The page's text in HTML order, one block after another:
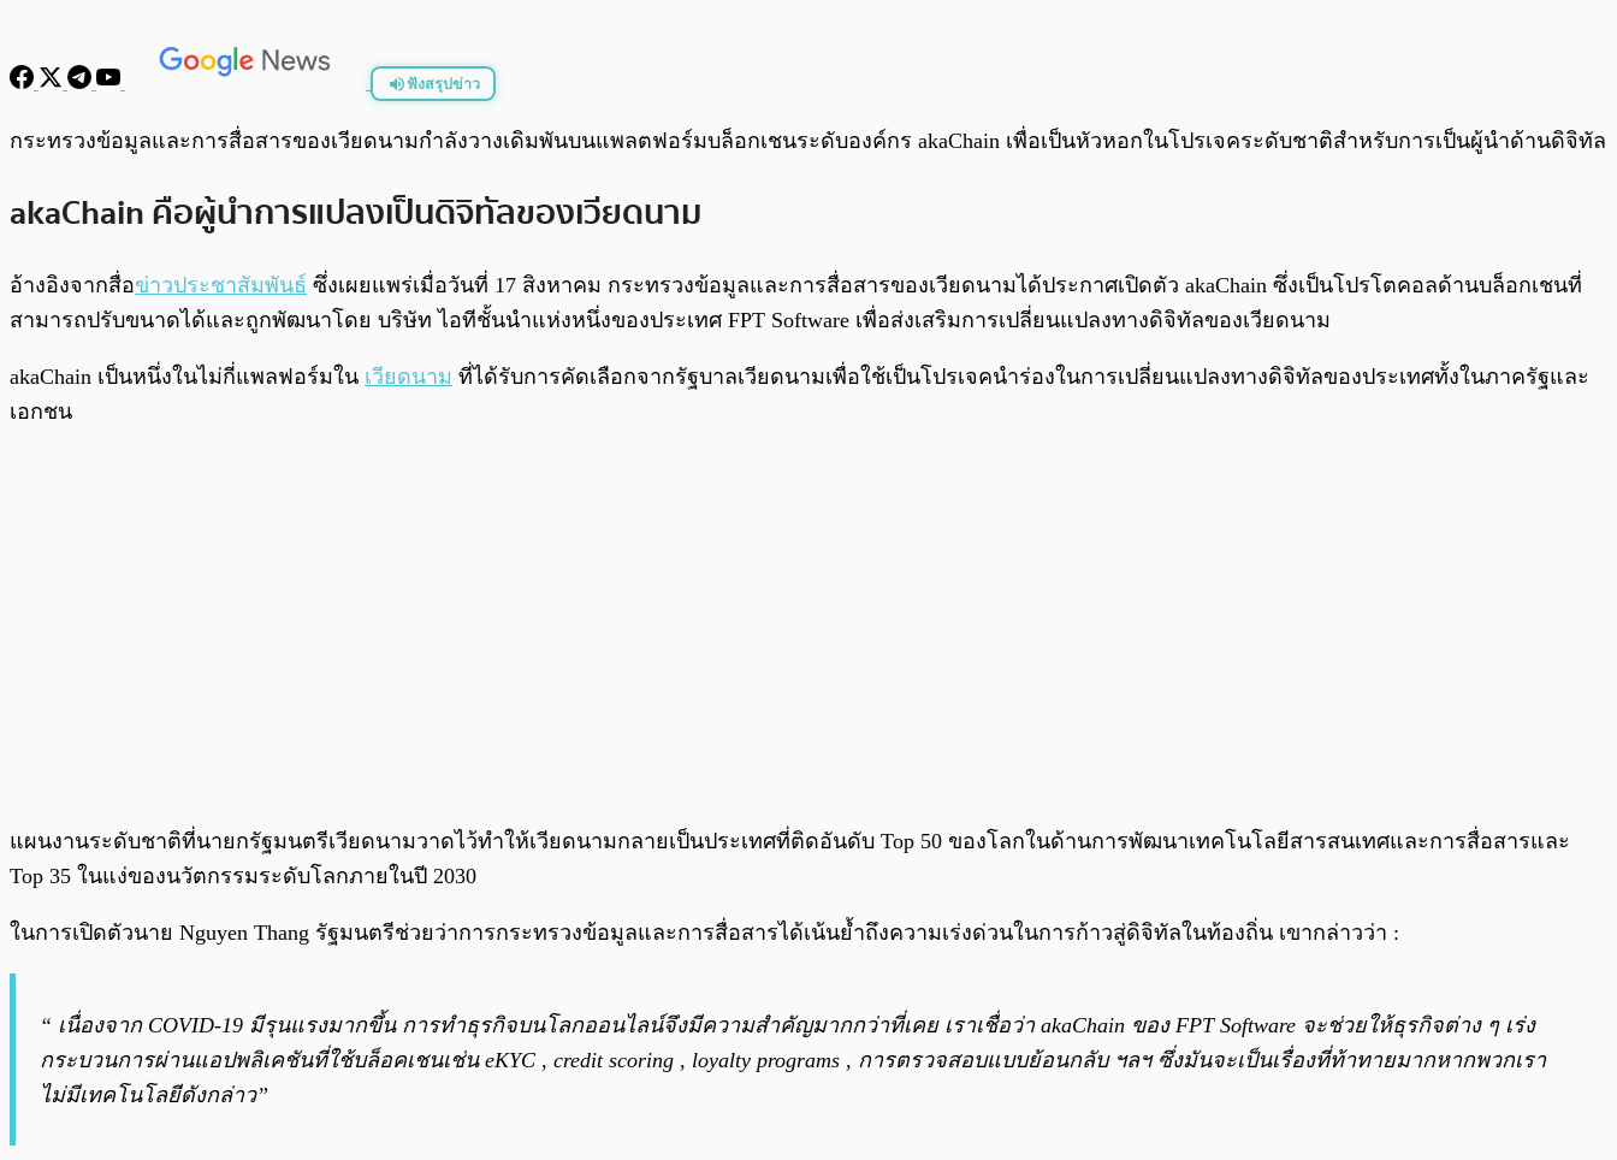
ฟังสรุปข่าว
พร้อมเล่น 0:00 /0:00
กระทรวงข้อมูลและการสื่อสารของเวียดนามกำลังวางเดิมพันบนแพลตฟอร์มบล็อกเชนระดับองค์กร akaChain เพื่อเป็นหัวหอกในโปรเจคระดับชาติสำหรับการเป็นผู้นำด้านดิจิทัล
akaChain คือผู้นำการแปลงเป็นดิจิทัลของเวียดนาม
อ้างอิงจากสื่อข่าวประชาสัมพันธ์ ซึ่งเผยแพร่เมื่อวันที่ 17 สิงหาคม กระทรวงข้อมูลและการสื่อสารของเวียดนามได้ประกาศเปิดตัว akaChain ซึ่งเป็นโปรโตคอลด้านบล็อกเชนที่
สามารถปรับขนาดได้และถูกพัฒนาโดย บริษัท ไอทีชั้นนำแห่งหนึ่งของประเทศ FPT Software เพื่อส่งเสริมการเปลี่ยนแปลงทางดิจิทัลของเวียดนาม
akaChain เป็นหนึ่งในไม่กี่แพลฟอร์มใน เวียดนาม ที่ได้รับการคัดเลือกจากรัฐบาลเวียดนามเพื่อใช้เป็นโปรเจคนำร่องในการเปลี่ยนแปลงทางดิจิทัลของประเทศทั้งในภาครัฐและ
เอกชน
แผนงานระดับชาติที่นายกรัฐมนตรีเวียดนามวาดไว้ทำให้เวียดนามกลายเป็นประเทศที่ติดอันดับ Top 50 ของโลกในด้านการพัฒนาเทคโนโลยีสารสนเทศและการสื่อสารและ
Top 35 ในแง่ของนวัตกรรมระดับโลกภายในปี 2030
ในการเปิดตัวนาย Nguyen Thang รัฐมนตรีช่วยว่าการกระทรวงข้อมูลและการสื่อสารได้เน้นย้ำถึงความเร่งด่วนในการก้าวสู่ดิจิทัลในท้องถิ่น เขากล่าวว่า :
“ เนื่องจาก COVID-19 มีรุนแรงมากขึ้น การทำธุรกิจบนโลกออนไลน์จึงมีความสำคัญมากกว่าที่เคย เราเชื่อว่า akaChain ของ FPT Software จะช่วยให้ธุรกิจต่าง ๆ เร่ง
กระบวนการผ่านแอปพลิเคชันที่ใช้บล็อคเชนเช่น eKYC , credit scoring , loyalty programs , การตรวจสอบแบบย้อนกลับ ฯลฯ ซึ่งมันจะเป็นเรื่องที่ท้าทายมากหากพวกเรา
ไม่มีเทคโนโลยีดังกล่าว”